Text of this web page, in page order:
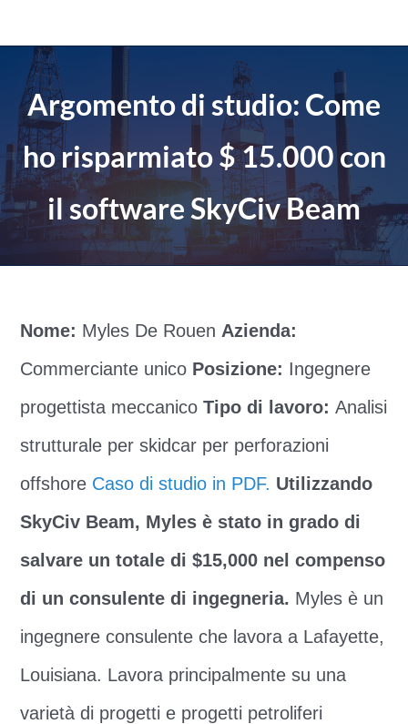
contenuto
Argomento di studio: Come
ho risparmiato $ 15.000 con
il software SkyCiv Beam
Nome: Myles De Rouen Azienda:
Commerciante unico Posizione: Ingegnere
progettista meccanicoTipo di lavoro:Analisi
strutturale per skidcar per perforazioni
offshore Caso di studio in PDF. Utilizzando
SkyCiv Beam, Myles è stato in grado di
salvare un totale di $15,000 nel compenso
di un consulente di ingegneria. Myles è un
ingegnere consulente che lavora a Lafayette,
Louisiana. Lavora principalmente su una
varietà di progetti e progetti petroliferi